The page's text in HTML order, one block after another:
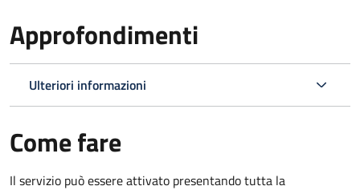
Approfondimenti
Ulteriori informazioni
Come fare
Il servizio può essere attivato presentando tutta la